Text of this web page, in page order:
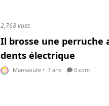
2,768 vues
Il brosse une perruche
dents électrique
Mamaoute • 7 ans 0 com